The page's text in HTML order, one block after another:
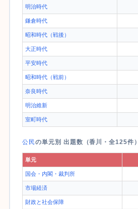
明治時代
鎌倉時代
昭和時代（戦後）
大正時代
平安時代
昭和時代（戦前）
奈良時代
明治維新
室町時代
公民の単元別 出題数（香川・全125件）
単元
国会・内閣・裁判所
市場経済
財政と社会保障